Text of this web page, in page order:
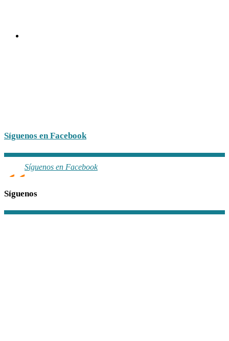
Síguenos en Facebook
Síguenos en Facebook
Síguenos